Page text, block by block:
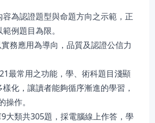
為認證題型與命題方向之示範，正
例題目為限。
務應用為導向，品質及認證公信力
最常用之功能，學、術科題目淺顯
化，讓讀者能夠循序漸進的學習，
操作。
大類共305題，採電腦線上作答，學